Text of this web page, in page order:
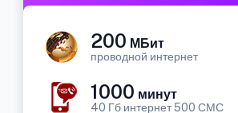
200 МБит
проводной интернет
1000 минут
40 Гб интернет 500 СМС